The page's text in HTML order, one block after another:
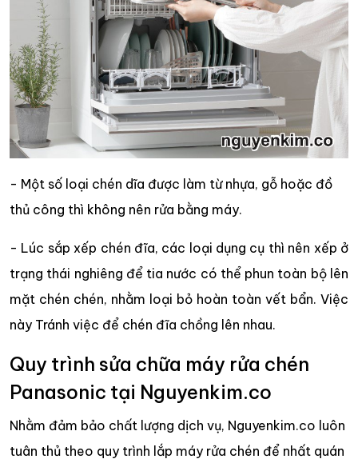
- Một số loại chén dĩa được làm từ nhựa, gỗ hoặc đồ
thủ công thì không nên rửa bằng máy.
- Lúc sắp xếp chén đĩa, các loại dụng cụ thì nên xếp ở
trạng thái nghiêng để tia nước có thể phun toàn bộ lên
mặt chén chén, nhằm loại bỏ hoàn toàn vết bẩn. Việc
này Tránh việc để chén đĩa chồng lên nhau.
Quy trình sửa chữa máy rửa chén
Panasonic tại Nguyenkim.co
Nhằm đảm bảo chất lượng dịch vụ, Nguyenkim.co luôn
tuân thủ theo quy trình lắp máy rửa chén để nhất quán